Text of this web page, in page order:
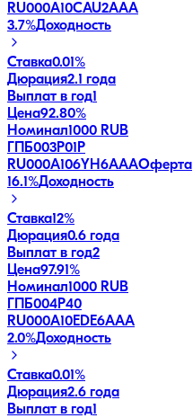
RU000A10CAU2AAA
3.7%Доходность
Ставка0.01%
Дюрация2.1 года
Выплат в год1
Цена92.80%
Номинал1000 RUB
ГПБ003P01P
RU000A106YH6AAAОферта
16.1%Доходность
Ставка12%
Дюрация0.6 года
Выплат в год2
Цена97.91%
Номинал1000 RUB
ГПБ004Р40
RU000A10EDE6AAA
2.0%Доходность
Ставка0.01%
Дюрация2.6 года
Выплат в год1